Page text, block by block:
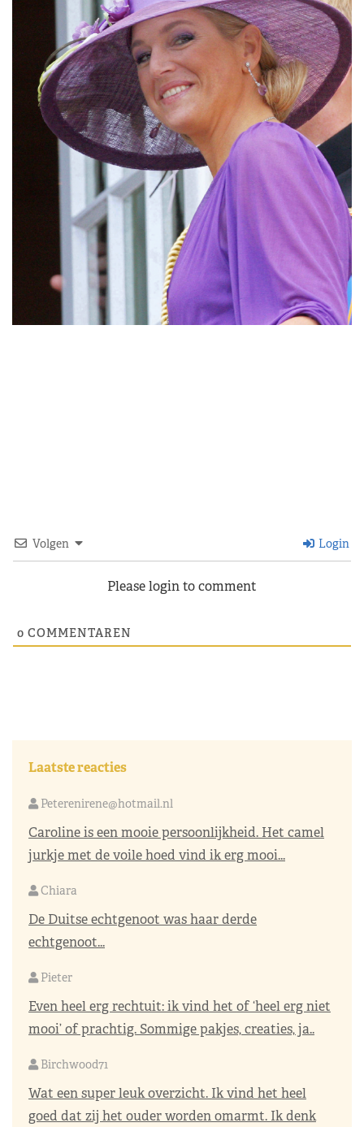
Volgen Login
Please login to comment
0 COMMENTAREN
Laatste reacties
Peterenirene@hotmail.nl
Caroline is een mooie persoonlijkheid. Het camel
jurkje met de voile hoed vind ik erg mooi...
Chiara
De Duitse echtgenoot was haar derde
echtgenoot...
Pieter
Even heel erg rechtuit: ik vind het of ‘heel erg niet
mooi’ of prachtig. Sommige pakjes, creaties, ja..
Birchwood71
Wat een super leuk overzicht. Ik vind het heel
goed dat zij het ouder worden omarmt. Ik denk